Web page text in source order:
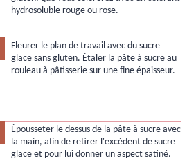
hydrosoluble rouge ou rose.
Fleurer le plan de travail avec du sucre
glace sans gluten. Étaler la pâte à sucre au
rouleau à pâtisserie sur une fine épaisseur.
Épousseter le dessus de la pâte à sucre avec
la main, afin de retirer l'excédent de sucre
glace et pour lui donner un aspect satiné.